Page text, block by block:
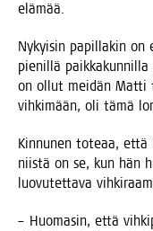
elämää.
Nykyi­sin papil­la­kin on
pie­nil­lä
on ollut mei­dän Mat­ti
vih­ki­mään, oli tämä
Kin­nu­nen tote­aa,
niis­tä on se, kun hän
luo­vu­tet­ta­va
– Huo­ma­sin, että